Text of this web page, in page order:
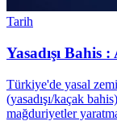
Tarih
Yasadışı Bahis
Türkiye'de yasal
(yasadışı/kaçak
mağduriyetler